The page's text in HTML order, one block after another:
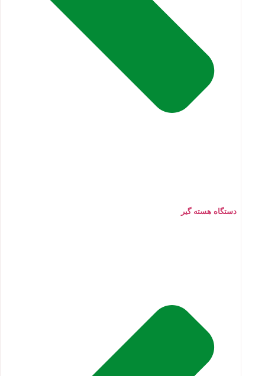
دستگاه هسته گیر